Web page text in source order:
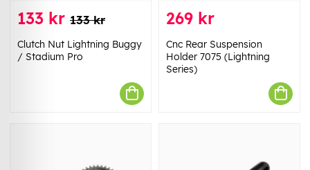
133 kr 133 kr
Clutch Nut Lightning Buggy
/ Stadium Pro
269 kr
Cnc Rear Suspension
Holder 7075 (Lightning
Series)